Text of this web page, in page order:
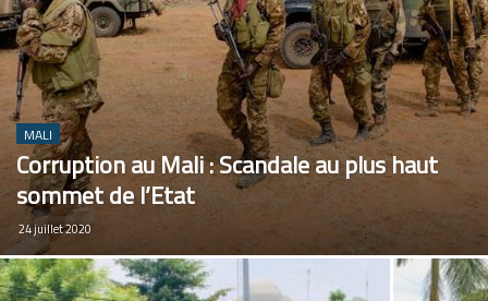
MALI
Corruption au Mali : Scandale au plus haut
sommet de l’Etat
24 juillet 2020